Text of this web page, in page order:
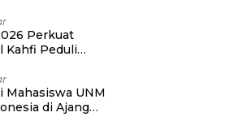
Perkuat
Kahfi Peduli
Mahasiswa UNM
di Ajang